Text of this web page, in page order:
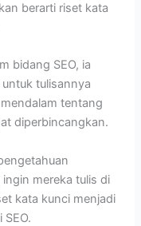
berarti riset kata
bidang SEO, ia
tulisannya
tentang
diperbincangkan.
mereka tulis di
kata kunci menjadi